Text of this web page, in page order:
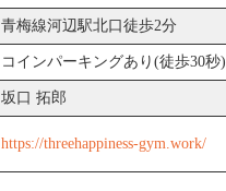
青梅線河辺駅北口徒歩2分
コインパーキングあり(徒歩30秒)
坂口 拓郎
https://threehappiness-gym.work/